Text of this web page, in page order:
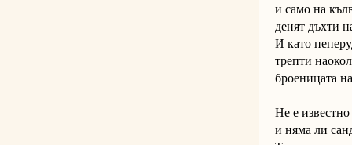
и само на
денят дъхти
И като
трепти
броеницата
Не е
и няма ли